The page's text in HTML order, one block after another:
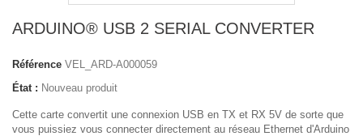
ARDUINO® USB 2 SERIAL CONVERTER
Référence VEL_ARD-A000059
État : Nouveau produit
Cette carte convertit une connexion USB en TX et RX 5V de sorte que
vous puissiez vous connecter directement au réseau Ethernet d'Arduino